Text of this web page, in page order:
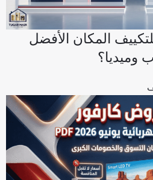
للتكييف المكان الأفضل
وميديا؟